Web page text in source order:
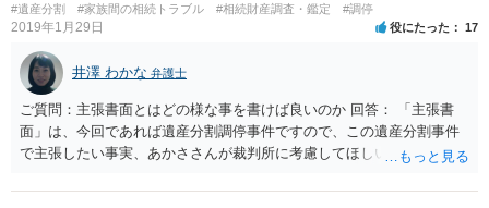
#遺産分割 #家族間の相続トラブル #相続財産調査・鑑定 #調停
2019年1月29日 役にたった 17
井澤 わかな 弁護士
ご質問：主張書面とはどの様な事を書けば良いのか 回答： 「主張書
面」は、今回であれば遺産分割調停事件ですので、この遺産分割事件
で主張したい事実、あかささんが裁判所に考慮してほしいと思う、亡
ります。 もし、主張したい事実や考慮してほしい事情に関連して